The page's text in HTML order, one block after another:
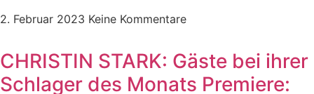
2. Februar 2023 Keine Kommentare
CHRISTIN STARK: Gäste bei ihrer
Schlager des Monats Premiere: